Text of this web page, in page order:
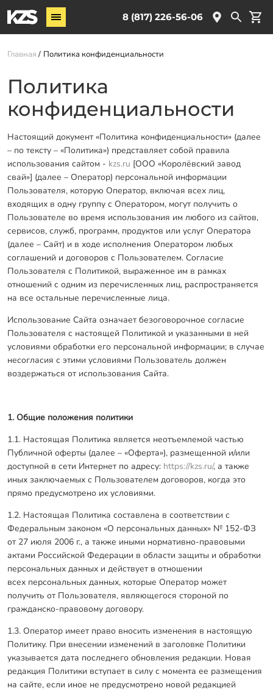
8 (817) 226-56-06
Винтовые сваи
Комплектующие
О компании
Новости
Партнёрам
Контакты
Доставка
Оплата
Отзывы
Гарантии
Заказать звонок
Главная Политика конфиденциальности
Политика
конфиденциальности
Настоящий документ «Политика конфиденциальности» (далее
– по тексту – «Политика») представляет собой правила
использования сайтом - kzs.ru [ООО «Королёвский завод
свай»] (далее – Оператор) персональной информации
Пользователя, которую Оператор, включая всех лиц,
входящих в одну группу с Оператором, могут получить о
Пользователе во время использования им любого из сайтов,
сервисов, служб, программ, продуктов или услуг Оператора
(далее – Сайт) и в ходе исполнения Оператором любых
соглашений и договоров с Пользователем. Согласие
Пользователя с Политикой, выраженное им в рамках
отношений с одним из перечисленных лиц, распространяется
на все остальные перечисленные лица.
Использование Сайта означает безоговорочное согласие
Пользователя с настоящей Политикой и указанными в ней
условиями обработки его персональной информации; в случае
несогласия с этими условиями Пользователь должен
воздержаться от использования Сайта.
1. Общие положения политики
1.1. Настоящая Политика является неотъемлемой частью
Публичной оферты (далее – «Оферта»), размещенной и/или
доступной в сети Интернет по адресу: https://kzs.ru/, а также
иных заключаемых с Пользователем договоров, когда это
прямо предусмотрено их условиями.
1.2. Настоящая Политика составлена в соответствии с
Федеральным законом «О персональных данных» № 152-ФЗ
от 27 июля 2006 г., а также иными нормативно-правовыми
актами Российской Федерации в области защиты и обработки
персональных данных и действует в отношении
всех персональных данных, которые Оператор может
получить от Пользователя, являющегося стороной по
гражданско-правовому договору.
1.3. Оператор имеет право вносить изменения в настоящую
Политику. При внесении изменений в заголовке Политики
указывается дата последнего обновления редакции. Новая
редакция Политики вступает в силу с момента ее размещения
на сайте, если иное не предусмотрено новой редакцией